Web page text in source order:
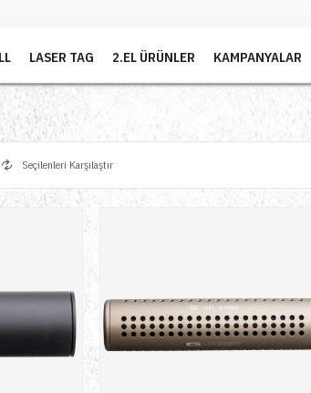
LASER TAG 2.EL ÜRÜNLER KAMPANYALAR
Seçilenleri Karşılaştır